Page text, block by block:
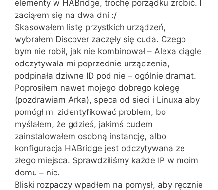
elementy w HABridge, trochę porządku zrobić. I
zaciąłem się na dwa dni :/
Skasowałem listę przystkich urządzeń,
wybrałem Discover zaczęły się cuda. Czego
bym nie robił, jak nie kombinował – Alexa ciągle
odczytywała mi poprzednie urządzenia,
podpinała dziwne ID pod nie – ogólnie dramat.
Poprosiłem nawet mojego dobrego kolegę
(pozdrawiam Arka), speca od sieci i Linuxa aby
pomógł mi zidentyfikować problem, bo
myślałem, że gdzieś, jakimś cudem
zainstalowałem osobną instancję, albo
konfiguracja HABridge jest odczytywana ze
złego miejsca. Sprawdziliśmy każde IP w moim
domu – nic.
Bliski rozpaczy wpadłem na pomysł, aby ręcznie